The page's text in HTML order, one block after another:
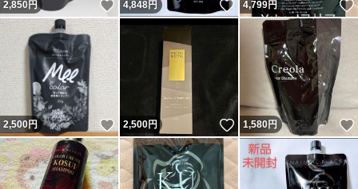
2,850円 いいね！
4,848円 いいね！
4,799円
2,500円 いいね！
2,500円 いいね！
1,580円